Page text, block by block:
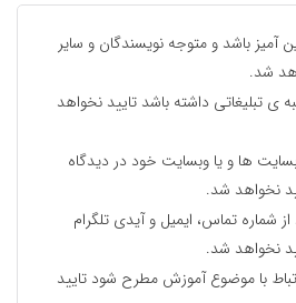
آمیز باشد و متوجه نویسندگان و سایر
شد.
ی تبلیغاتی داشته باشد تایید نخواهد
ها و یا وبسایت خود در دیدگاه
نخواهد شد.
شماره تماس، ایمیل و آیدی تلگرام
نخواهد شد.
با موضوع آموزش مطرح شود تایید